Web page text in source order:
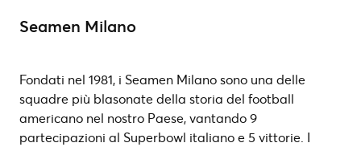
Seamen Milano
Fondati nel 1981, i Seamen Milano sono una delle
squadre più blasonate della storia del football
americano nel nostro Paese, vantando 9
partecipazioni al Superbowl italiano e 5 vittorie. I